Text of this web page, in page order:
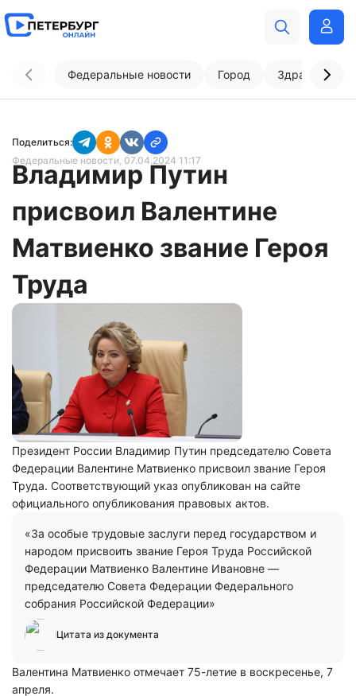
Федеральные новости Город
Поделиться:
Федеральные новости, 07.04.2024 11:17
Владимир Путин
присвоил Валентине
Матвиенко звание Героя
Труда
Президент России Владимир Путин председателю Совета
Федерации Валентине Матвиенко присвоил звание Героя
Труда. Соответствующий указ опубликован на сайте
официального опубликования правовых актов.
«За особые трудовые заслуги перед государством и
народом присвоить звание Героя Труда Российской
Федерации Матвиенко Валентине Ивановне —
председателю Совета Федерации Федерального
собрания Российской Федерации»
Цитата из документа
Валентина Матвиенко отмечает 75-летие в воскресенье, 7
апреля.